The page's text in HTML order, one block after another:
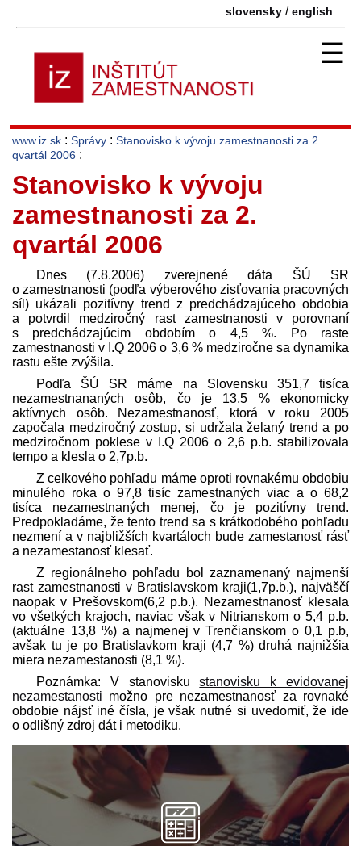
slovensky /english
☰
www.iz.sk : Správy : Stanovisko k vývoju zamestnanosti za 2.
qvartál 2006 :
Stanovisko k vývoju
zamestnanosti za 2.
qvartál 2006
Dnes (7.8.2006) zverejnené dáta ŠÚ SR
o zamestnanosti (podľa výberového zisťovania pracovných
síl) ukázali pozitívny trend z pred­chádzajúceho obdobia
a potvrdil medziročný rast zamestnanosti v porovnaní
s pred­chádzajúcim obdobím o 4,5 %. Po raste
zamestnanosti v I.Q 2006 o 3,6 % medziročne sa dynamika
rastu ešte zvýšila.
Podľa ŠÚ SR máme na Slovensku 351,7 tisíca
nezamestnananých osôb, čo je 13,5 % ekonomicky
aktívnych osôb. Nezamestnanosť, ktorá v roku 2005
započala medziročný zostup, si udržala želaný trend a po
medziročnom poklese v I.Q 2006 o 2,6 p.b. stabilizovala
tempo a klesla o 2,7p.b.
Z celkového pohľadu máme oproti rovnakému obdobiu
minulého roka o 97,8 tisíc zamestnaných viac a o 68,2
tisíca nezamestnaných menej, čo je pozitívny trend.
Predpokladáme, že tento trend sa s krátkodobého pohľadu
nezmení a v najbližších kvartáloch bude zamestanosť rásť
a nezamestanosť klesať.
Z regionálneho pohľadu bol zaznamenaný najmenší
rast zamestnanosti v Bratislavskom kraji(1,7p.b.), najväščí
naopak v Prešovskom(6,2 p.b.). Nezamestnanosť klesala
vo všetkých krajoch, naviac však v Nitrianskom o 5,4 p.b.
(aktuálne 13,8 %) a najmenej v Trenčianskom o 0,1 p.b,
avšak tu je po Bratislavkom kraji (4,7 %) druhá najnižšia
miera nezamestanosti (8,1 %).
Poznámka: V stanoviskustanovisku k evidovanej
nezamestanosti možno pre nezamestnanosť za rovnaké
obdobie nájsť iné čísla, je však nutné si uvedomiť, že ide
o odlišný zdroj dát i metodiku.